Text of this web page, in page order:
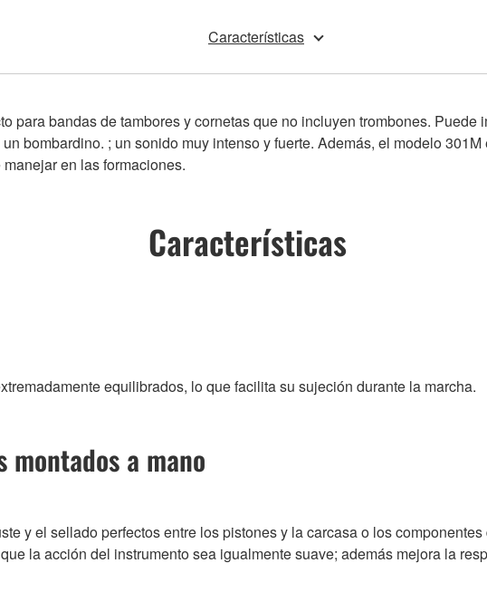
Características
para bandas de tambores y cornetas que no incluyen trombones.
bombardino. ; un sonido muy intenso y fuerte. Además, el modelo
en las formaciones.
Características
equilibrados, lo que facilita su sujeción durante la marcha.
montados a mano
y el sellado perfectos entre los pistones y la carcasa o los
la acción del instrumento sea igualmente suave; además mejora la